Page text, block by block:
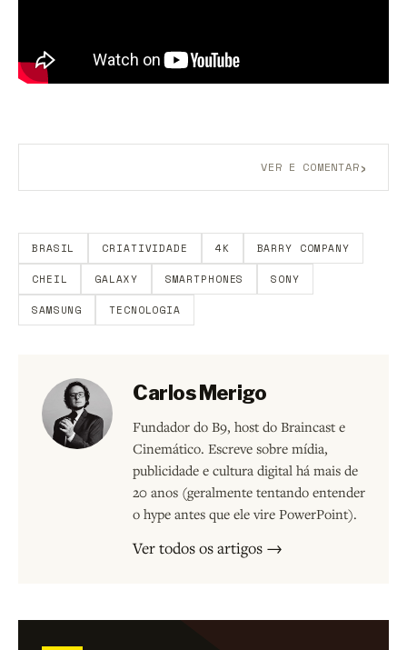
VER E COMENTAR›
BRASIL CRIATIVIDADE 4K BARRY COMPANY
CHEIL GALAXY SMARTPHONES SONY
SAMSUNG TECNOLOGIA
Carlos Merigo
Fundador do B9, host do Braincast e
Cinemático. Escreve sobre mídia,
publicidade e cultura digital há mais de
20 anos (geralmente tentando entender
o hype antes que ele vire PowerPoint).
Ver todos os artigos →